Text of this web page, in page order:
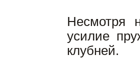
Несмотря
усилие
клубней.